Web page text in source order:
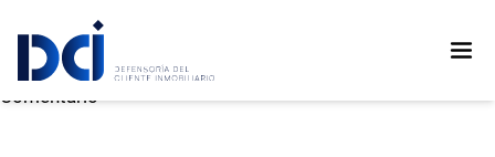
INMOBILIARIA LOS FRESNOS S.A.C.
Deja un comentario
Comentario